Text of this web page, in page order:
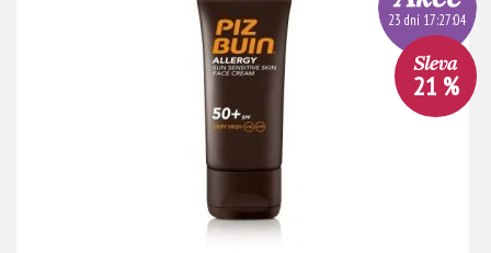
23 dní 17:27:03
21 %